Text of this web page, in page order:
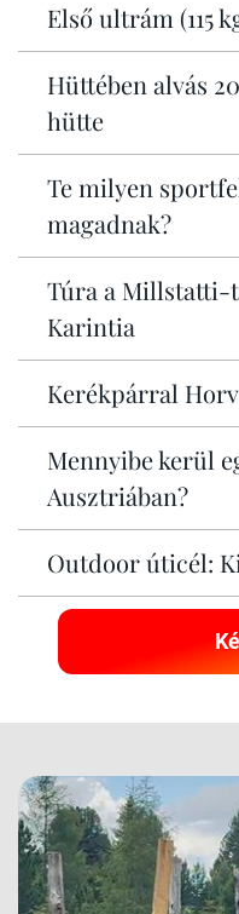
Első ultrám (115
Hüttében alvás
hütte
Te milyen
magadnak?
Túra a Millstatti-
Karintia
Kerékpárral
Mennyibe kerül
Ausztriában?
Outdoor úticél: